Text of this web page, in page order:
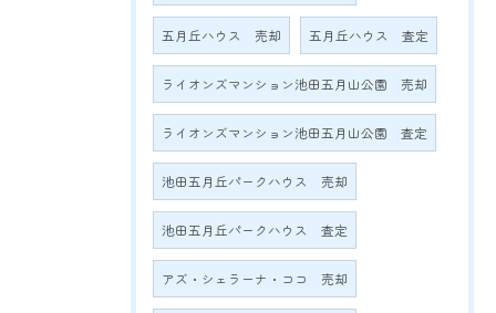
五月丘ハウス 売却 五月丘ハウス 査定
ライオンズマンション池田五月山公園 売却
ライオンズマンション池田五月山公園 査定
池田五月丘パークハウス 売却
池田五月丘パークハウス 査定
アズ・シェラーナ・ココ 売却